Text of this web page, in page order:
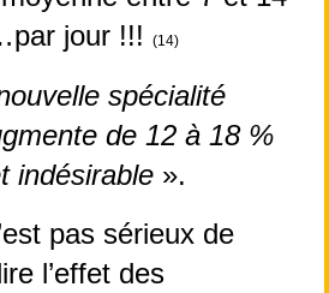
jour !!! (14)
spécialité
de 12 à 18 %
indésirable ».
pas sérieux de
l’effet des